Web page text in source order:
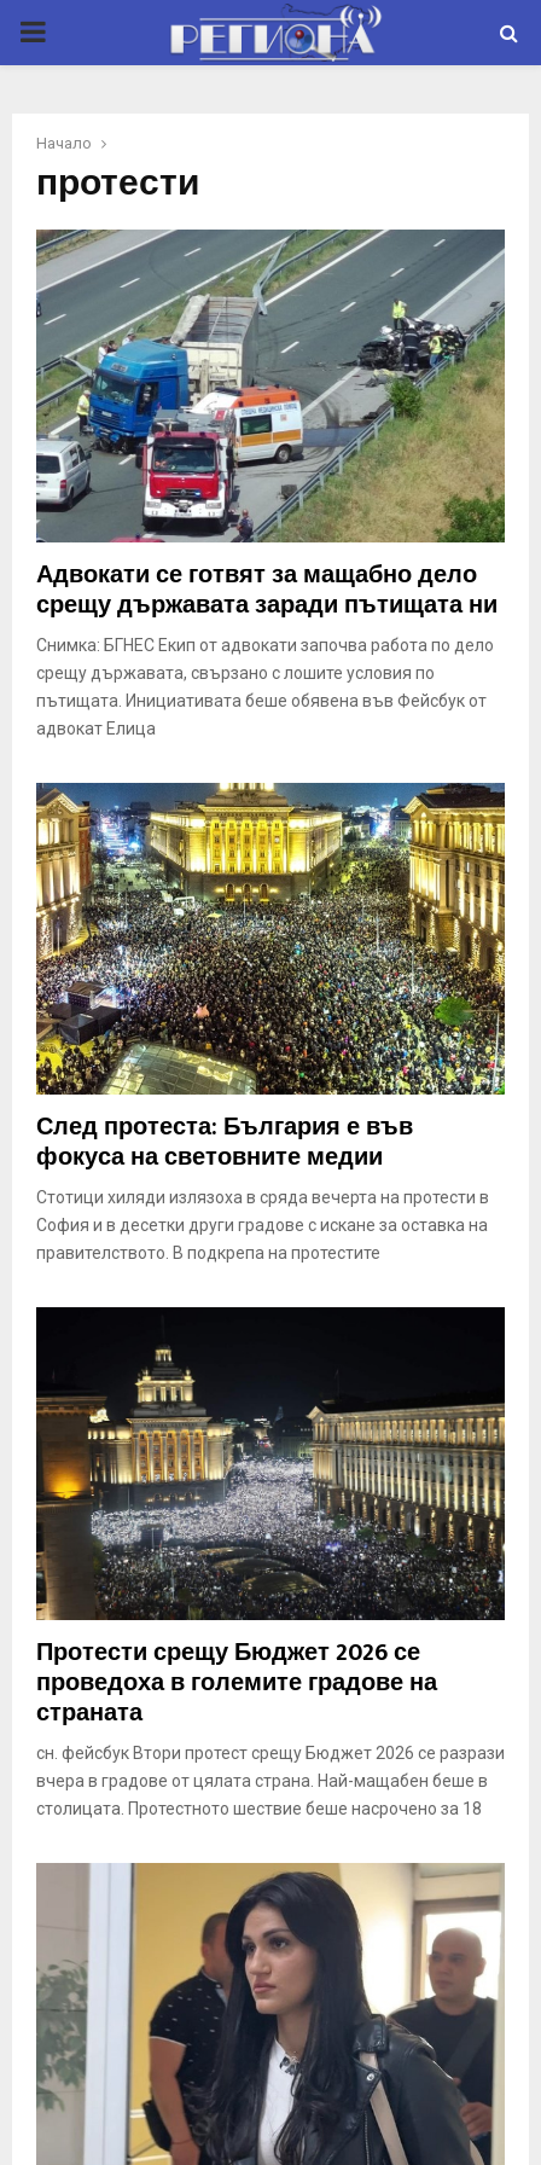
P
M
A
Y
M
N
U
Начало
протести
Адвокати се готвят за мащабно дело
срещу държавата заради пътищата ни
Снимка: БГНЕС Екип от адвокати започва работа по дело
срещу държавата, свързано с лошите условия по
пътищата. Инициативата беше обявена във Фейсбук от
адвокат Елица
След протеста: България е във
фокуса на световните медии
Стотици хиляди излязоха в сряда вечерта на протести в
София и в десетки други градове с искане за оставка на
правителството. В подкрепа на протестите
Протести срещу Бюджет 2026 се
проведоха в големите градове на
страната
сн. фейсбук Втори протест срещу Бюджет 2026 се разрази
вчера в градове от цялата страна. Най-мащабен беше в
столицата. Протестното шествие беше насрочено за 18